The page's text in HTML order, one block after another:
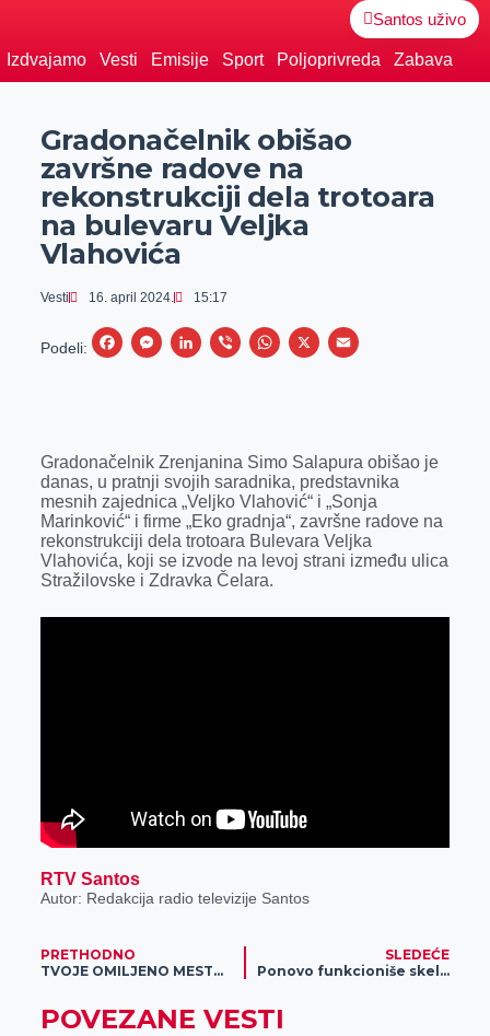
Santos uživo
Izdvajamo Vesti Emisije Sport Poljoprivreda Zabava
Gradonačelnik obišao
završne radove na
rekonstrukciji dela trotoara
na bulevaru Veljka
Vlahovića
Vesti 16. april 2024. 15:17
Podeli:
F
b
o
o
k
M
e
n
g
e
r
L
e
d
I
n
V
r
W
s
A
p
p
X
E
l
Gradonačelnik Zrenjanina Simo Salapura obišao je
danas, u pratnji svojih saradnika, predstavnika
mesnih zajednica „Veljko Vlahović“ i „Sonja
Marinković“ i firme „Eko gradnja“, završne radove na
rekonstrukciji dela trotoara Bulevara Veljka
Vlahovića, koji se izvode na levoj strani između ulica
Stražilovske i Zdravka Čelara.
RTV Santos
Autor: Redakcija radio televizije Santos
PRETHODNO
TVOJE OMILJENO MESTO ZABAVE: Registruj se u Meridianu i preuzmi BESPLATAN BONUS DOBRODOŠLICE!
SLEDEĆE
Ponovo funkcioniše skela na Tisi kod Taraša
POVEZANE VESTI